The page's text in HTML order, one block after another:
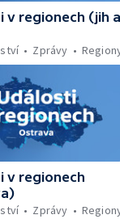
v regionech (jih a
Zprávy
v regionech
Zprávy